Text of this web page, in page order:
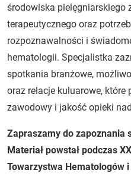
środowiska pielęgniarskiego
terapeutycznego oraz
rozpoznawalności i
hematologii. Specjalistka
spotkania branżowe,
oraz relacje kuluarowe, które
zawodowy i jakość opieki
Zapraszamy do zapoznania
Materiał powstał podczas
Towarzystwa Hematologów